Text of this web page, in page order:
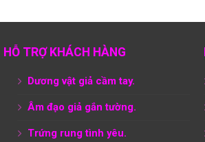
HỖ TRỢ KHÁCH HÀNG
Dương vật giả cầm tay.
Âm đạo giả gắn tường.
Trứng rung tình yêu.